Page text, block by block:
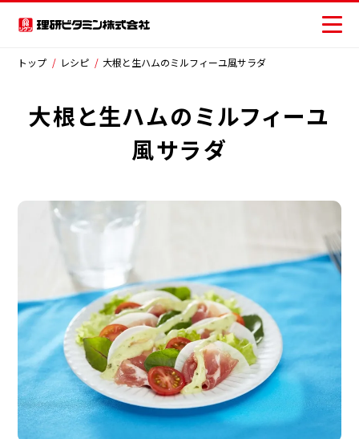
業務用商品
ニュース
お問い合わせ
商品情報
おいしさの提案
お客様相談センター
安全・安心への取り組み
トップ レシピ 大根と生ハムのミルフィーユ風サラダ
大根と生ハムのミルフィーユ
風サラダ
×
ジャンルから探す
サラダ 主菜
副菜・その他
ごはん類・丼物
ピザ・パン類
パスタ・麺類
スープ・汁物
デザート